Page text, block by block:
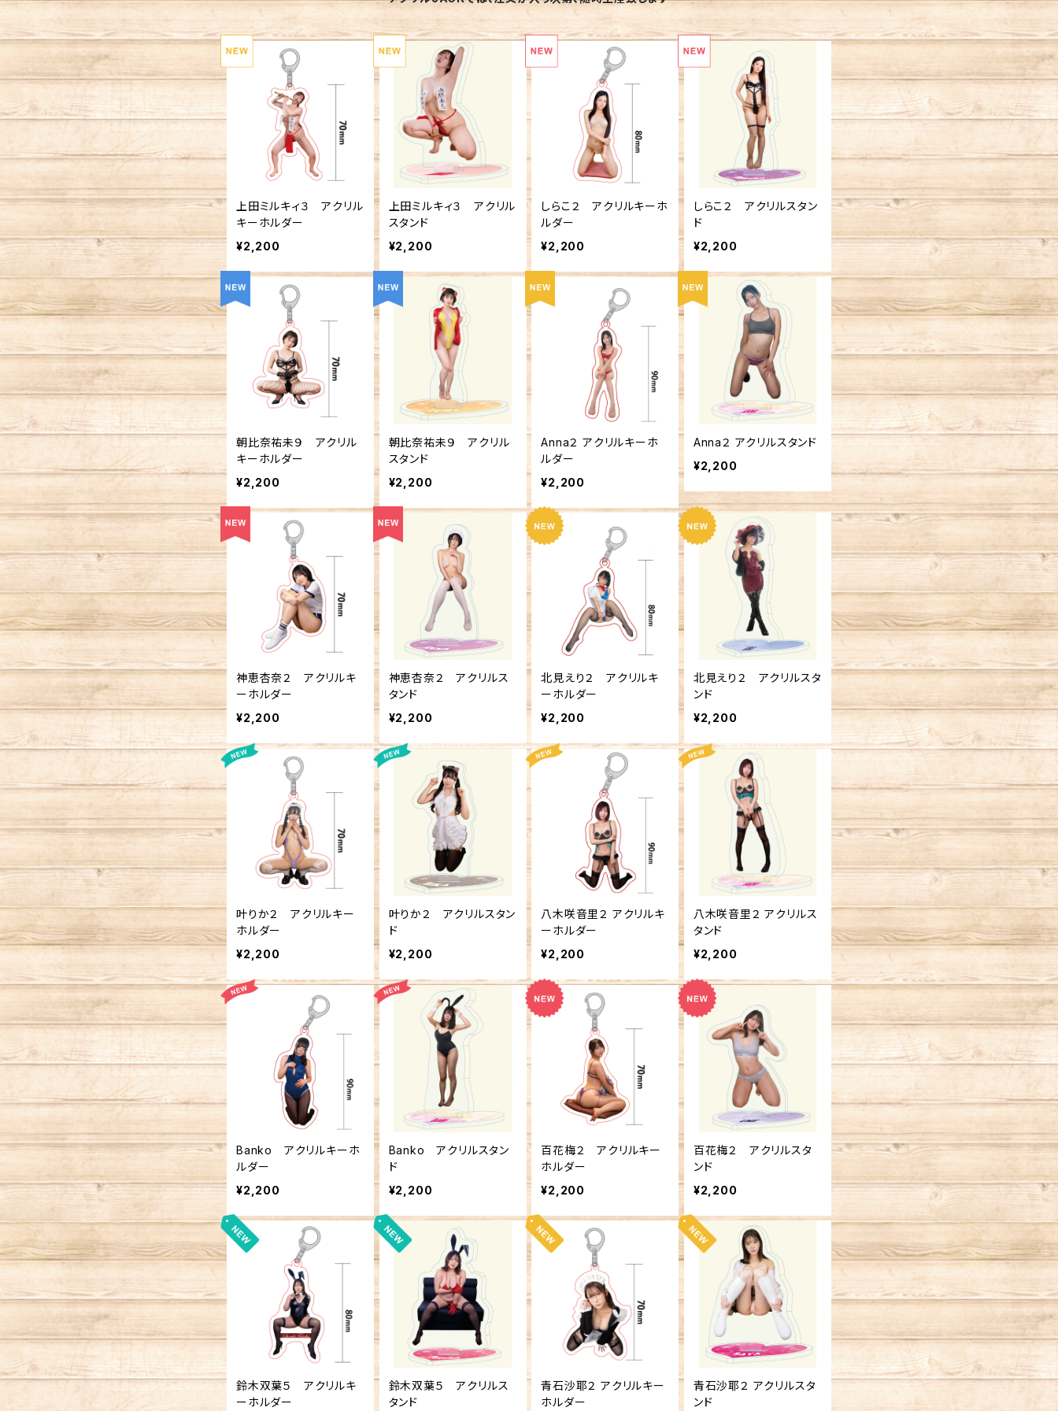
上田ミルキィ３ アクリル
キーホルダー
¥2,200
上田ミルキィ３ アクリル
スタンド
¥2,200
しらこ２ アクリルキーホ
ルダー
¥2,200
しらこ２ アクリルスタン
ド
¥2,200
朝比奈祐未９ アクリル
キーホルダー
¥2,200
朝比奈祐未９ アクリル
スタンド
¥2,200
Anna２ アクリルキーホ
ルダー
¥2,200
Anna２ アクリルスタンド
¥2,200
神恵杏奈２ アクリルキ
ーホルダー
¥2,200
神恵杏奈２ アクリルス
タンド
¥2,200
北見えり２ アクリルキ
ーホルダー
¥2,200
北見えり２ アクリルスタ
ンド
¥2,200
叶りか２ アクリルキー
ホルダー
¥2,200
叶りか２ アクリルスタン
ド
¥2,200
八木咲音里２ アクリルキ
ーホルダー
¥2,200
八木咲音里２ アクリルス
タンド
¥2,200
Banko アクリルキーホ
ルダー
¥2,200
Banko アクリルスタン
ド
¥2,200
百花梅２ アクリルキー
ホルダー
¥2,200
百花梅２ アクリルスタ
ンド
¥2,200
鈴木双葉５ アクリルキ
ーホルダー
鈴木双葉５ アクリルス
タンド
青石沙耶２ アクリルキー
ホルダー
青石沙耶２ アクリルスタ
ンド